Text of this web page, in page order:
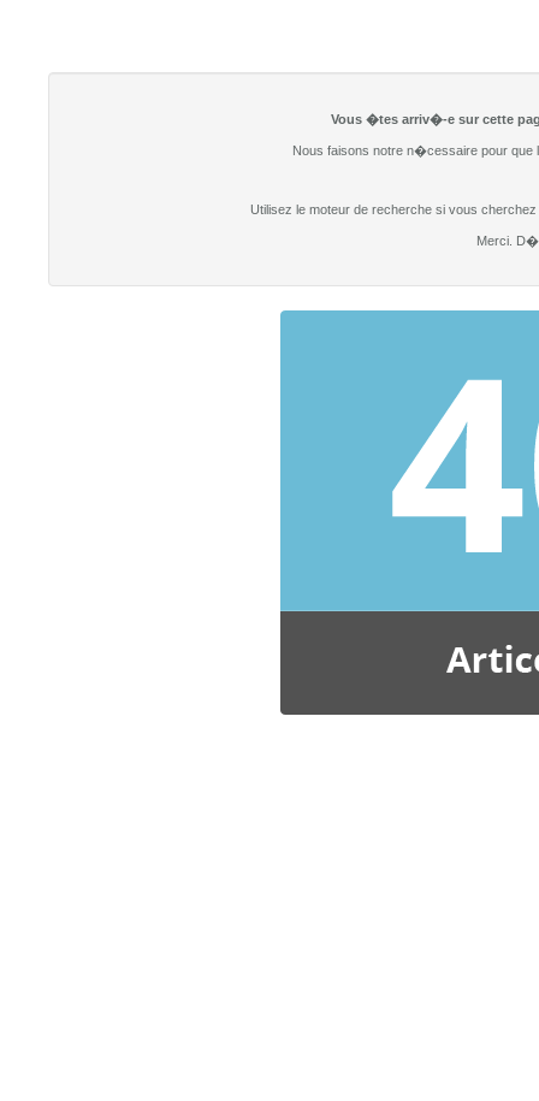
Vous �tes arriv�-e sur cette
Nous faisons notre n�cessaire pour que
Utilisez le moteur de recherche si vous
Merci.